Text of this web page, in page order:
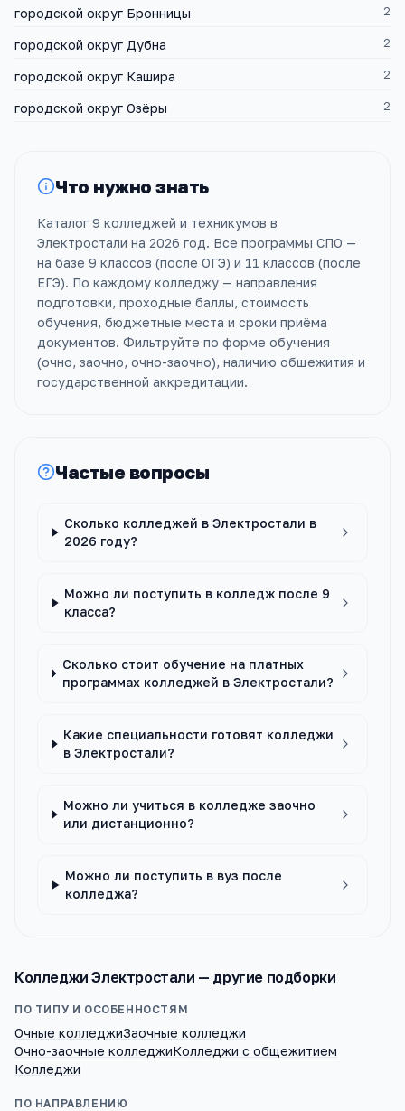
городской округ Бронницы 2
городской округ Дубна 2
городской округ Кашира 2
городской округ Озёры 2
Что нужно знать
Каталог 9 колледжей и техникумов в
Электростали на 2026 год. Все программы СПО —
на базе 9 классов (после ОГЭ) и 11 классов (после
ЕГЭ). По каждому колледжу — направления
подготовки, проходные баллы, стоимость
обучения, бюджетные места и сроки приёма
документов. Фильтруйте по форме обучения
(очно, заочно, очно-заочно), наличию общежития и
государственной аккредитации.
Частые вопросы
Сколько колледжей в Электростали в
2026 году?
Можно ли поступить в колледж после 9
класса?
Сколько стоит обучение на платных
программах колледжей в Электростали?
Какие специальности готовят колледжи
в Электростали?
Можно ли учиться в колледже заочно
или дистанционно?
Можно ли поступить в вуз после
колледжа?
Колледжи Электростали — другие подборки
ПО ТИПУ И ОСОБЕННОСТЯМ
Очные колледжиЗаочные колледжи
Очно-заочные колледжиКолледжи с общежитием
Колледжи
ПО НАПРАВЛЕНИЮ